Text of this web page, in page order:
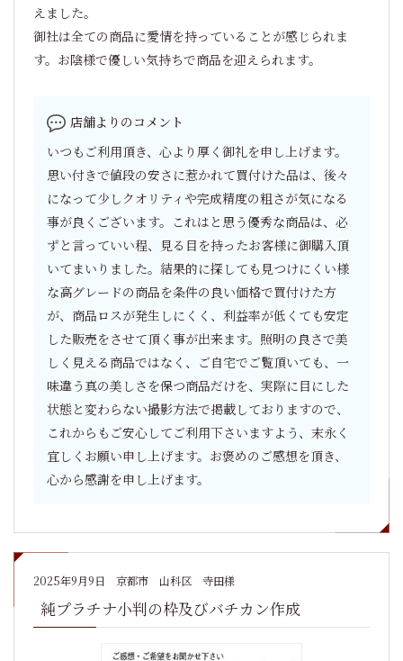
えました。
御社は全ての商品に愛情を持っていることが感じられま
す。お陰様で優しい気持ちで商品を迎えられます。
店舗よりのコメント
いつもご利用頂き、心より厚く御礼を申し上げます。
思い付きで値段の安さに惹かれて買付けた品は、後々
になって少しクオリティや完成精度の粗さが気になる
事が良くございます。これはと思う優秀な商品は、必
ずと言っていい程、見る目を持ったお客様に御購入頂
いてまいりました。結果的に探しても見つけにくい様
な高グレードの商品を条件の良い価格で買付けた方
が、商品ロスが発生しにくく、利益率が低くても安定
した販売をさせて頂く事が出来ます。照明の良さで美
しく見える商品ではなく、ご自宅でご覧頂いても、一
味違う真の美しさを保つ商品だけを、実際に目にした
状態と変わらない撮影方法で掲載しておりますので、
これからもご安心してご利用下さいますよう、末永く
宜しくお願い申し上げます。お褒めのご感想を頂き、
心から感謝を申し上げます。
2025年9月9日 京都市 山科区 寺田様
純プラチナ小判の枠及びバチカン作成